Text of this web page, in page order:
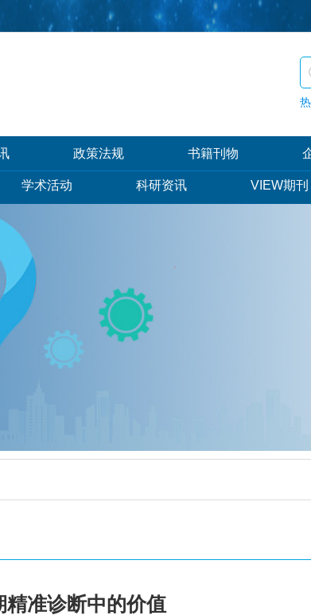
政策法规 书籍刊物
学术活动 科研资讯 VIEW期刊
准诊断中的价值